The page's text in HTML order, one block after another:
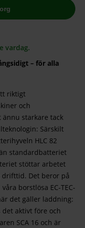
vardag.
– för alla
riktigt
och
starkare tack
Särskilt
HLC 82
standardbatteriet
stöttar arbetet
drifttid. Det beror på
borstlösa EC-TEC-
det gäller laddning:
det aktivt före och
SCA 16 och är